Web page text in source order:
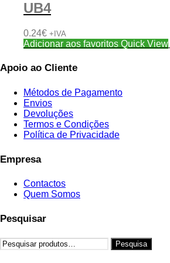
UB4
0.24€ +IVA
Adicionar aos favoritos Quick View
Apoio ao Cliente
Métodos de Pagamento
Envios
Devoluções
Termos e Condições
Política de Privacidade
Empresa
Contactos
Quem Somos
Pesquisar
Pesquisar
por:
Pesquisa